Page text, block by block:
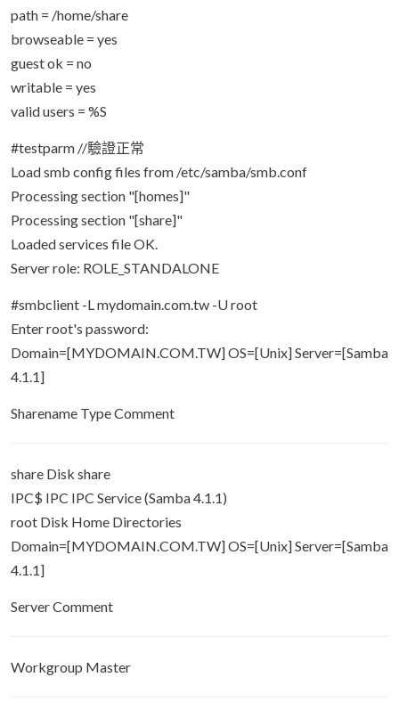
path = /home/share
browseable = yes
guest ok = no
writable = yes
valid users = %S
#testparm //驗證正常
Load smb config files from /etc/samba/smb.conf
Processing section "[homes]"
Processing section "[share]"
Loaded services file OK.
Server role: ROLE_STANDALONE
#smbclient -L mydomain.com.tw -U root
Enter root's password:
Domain=[MYDOMAIN.COM.TW] OS=[Unix] Server=[Samba
4.1.1]
Sharename Type Comment
share Disk share
IPC$ IPC IPC Service (Samba 4.1.1)
root Disk Home Directories
Domain=[MYDOMAIN.COM.TW] OS=[Unix] Server=[Samba
4.1.1]
Server Comment
Workgroup Master